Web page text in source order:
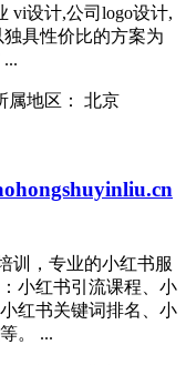
vi设计,公司logo设计,
具性价比的方案为
地区： 北京
训，专业的小红书服
小红书引流课程、小
红书关键词排名、小
。 ...